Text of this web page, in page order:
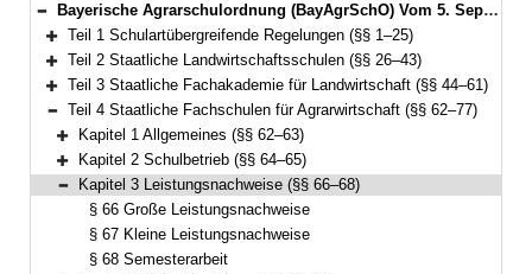
Bereich reduzieren
Bayerische Agrarschulordnung (BayAgrSchO) Vom 5. September 2019 (GVBl. S. 564) BayRS 7803-1-L (§§ 1–131)
Bereich erweitern
Teil 1 Schulartübergreifende Regelungen (§§ 1–25)
Bereich erweitern
Teil 2 Staatliche Landwirtschaftsschulen (§§ 26–43)
Bereich erweitern
Teil 3 Staatliche Fachakademie für Landwirtschaft (§§ 44–61)
Bereich reduzieren
Teil 4 Staatliche Fachschulen für Agrarwirtschaft (§§ 62–77)
Bereich erweitern
Kapitel 1 Allgemeines (§§ 62–63)
Bereich erweitern
Kapitel 2 Schulbetrieb (§§ 64–65)
Bereich reduzieren
Kapitel 3 Leistungsnachweise (§§ 66–68)
§ 66 Große Leistungsnachweise
§ 67 Kleine Leistungsnachweise
§ 68 Semesterarbeit